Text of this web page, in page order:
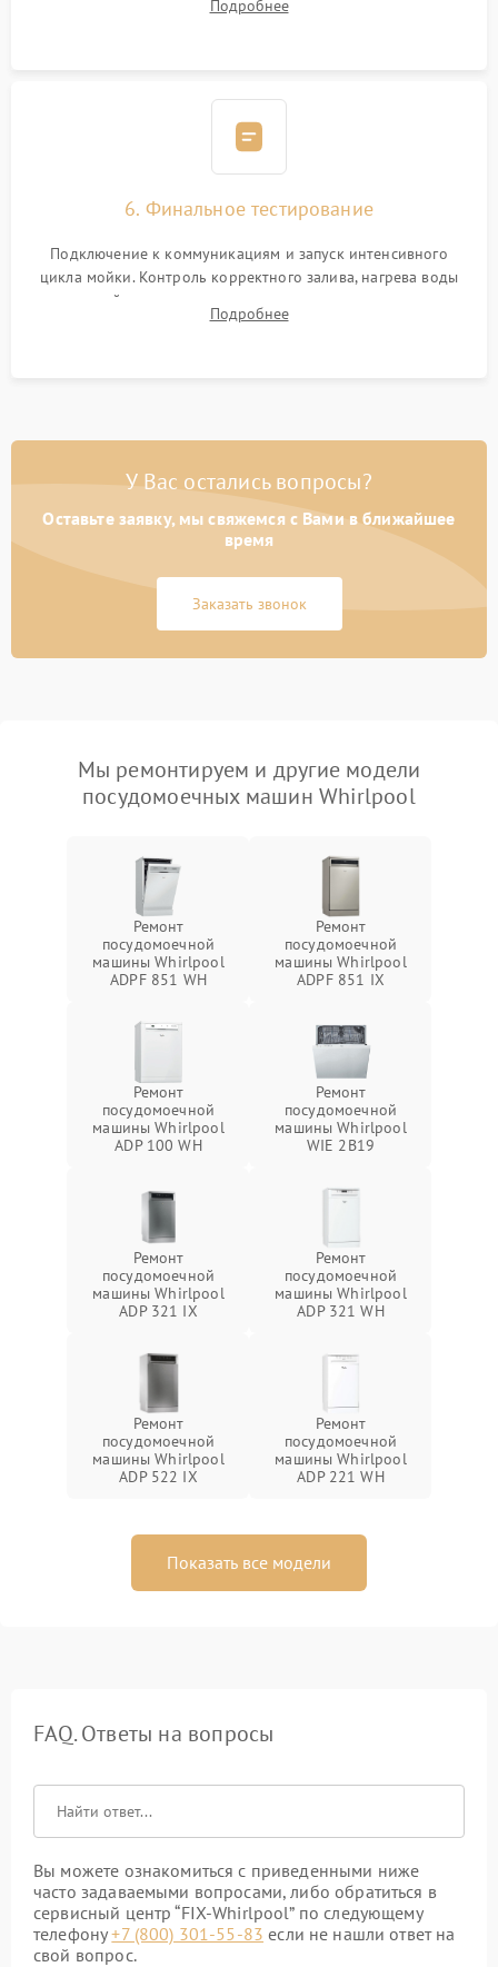
сборка корпуса и установка датчика поплавка.
Подробнее
6. Финальное тестирование
Подключение к коммуникациям и запуск интенсивного
цикла мойки. Контроль корректного залива, нагрева воды
до нужной температуры, отсутствия посторонних шумов,
штатного слива и абсолютной сухости в поддоне.
Подробнее
У Вас остались вопросы?
Оставьте заявку, мы свяжемся с Вами в ближайшее
время
Заказать звонок
Мы ремонтируем и другие модели
посудомоечных машин Whirlpool
Ремонт
посудомоечной
машины Whirlpool
ADPF 851 WH
Ремонт
посудомоечной
машины Whirlpool
ADPF 851 IX
Ремонт
посудомоечной
машины Whirlpool
ADP 100 WH
Ремонт
посудомоечной
машины Whirlpool
WIE 2B19
Ремонт
посудомоечной
машины Whirlpool
ADP 321 IX
Ремонт
посудомоечной
машины Whirlpool
ADP 321 WH
Ремонт
посудомоечной
машины Whirlpool
ADP 522 IX
Ремонт
посудомоечной
машины Whirlpool
ADP 221 WH
Показать все модели
FAQ. Ответы на вопросы
Вы можете ознакомиться с приведенными ниже
часто задаваемыми вопросами, либо обратиться в
сервисный центр “FIX-Whirlpool” по следующему
телефону+7 (800) 301-55-83 если не нашли ответ на
свой вопрос.